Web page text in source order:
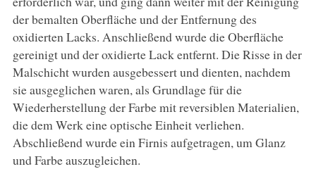
der bemalten Oberfläche und der Entfernung des
oxidierten Lacks. Anschließend wurde die Oberfläche
gereinigt und der oxidierte Lack entfernt. Die Risse in der
Malschicht wurden ausgebessert und dienten, nachdem
sie ausgeglichen waren, als Grundlage für die
Wiederherstellung der Farbe mit reversiblen Materialien,
die dem Werk eine optische Einheit verliehen.
Abschließend wurde ein Firnis aufgetragen, um Glanz
und Farbe auszugleichen.